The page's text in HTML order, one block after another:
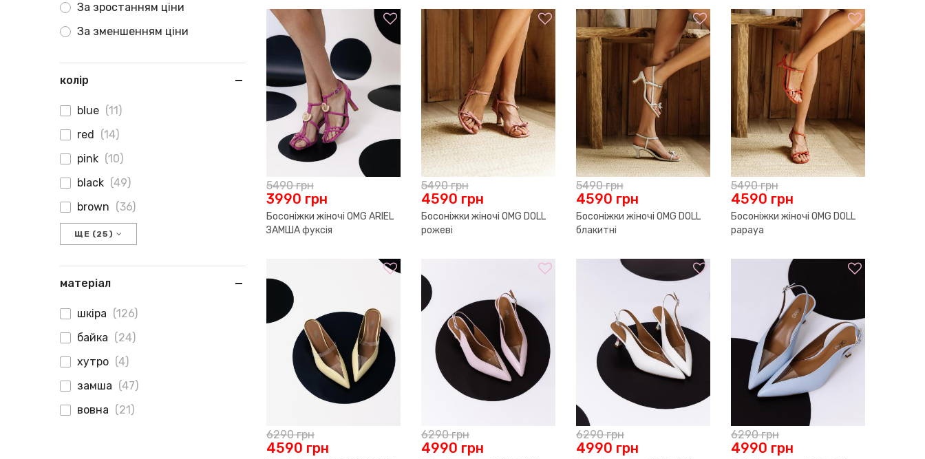
За зростанням ціни
За зменшенням ціни
колір
blue (11)
red (14)
pink (10)
black (49)
brown (36)
ЩЕ (25)
матеріал
шкіра (126)
байка (24)
хутро (4)
замша (47)
вовна (21)
5490грн
3990 грн
Босоніжки жіночі OMG ARIEL
ЗАМША фуксія
5490грн
4590 грн
Босоніжки жіночі OMG DOLL
рожеві
5490грн
4590 грн
Босоніжки жіночі OMG DOLL
блакитні
5490грн
4590 грн
Босоніжки жіночі OMG DOLL
papaya
6290грн
4590 грн
6290грн
4990 грн
6290грн
4990 грн
6290грн
4990 грн